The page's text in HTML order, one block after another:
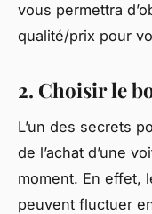
vous permettra
qualité/prix pour
2. Choisir le
L’un des secrets
de l’achat d’une
moment. En effet,
peuvent fluctuer